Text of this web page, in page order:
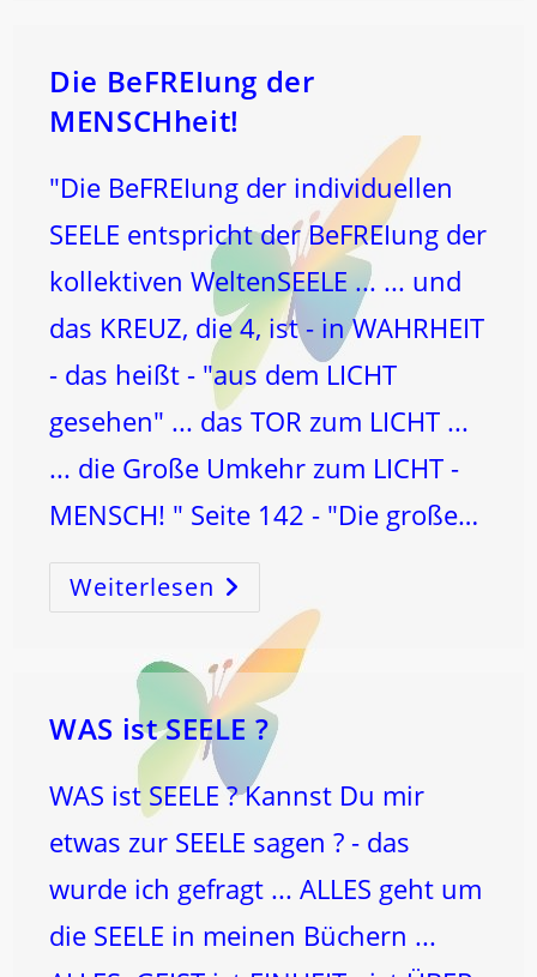
Die BeFREIung der
MENSCHheit!
"Die BeFREIung der individuellen
SEELE entspricht der BeFREIung der
kollektiven WeltenSEELE ... ... und
das KREUZ, die 4, ist - in WAHRHEIT
- das heißt - "aus dem LICHT
gesehen" ... das TOR zum LICHT ...
... die Große Umkehr zum LICHT -
MENSCH! " Seite 142 - "Die große…
Weiterlesen Die
BeFREIung
Der
MENSCHheit!
WAS ist SEELE ?
WAS ist SEELE ? Kannst Du mir
etwas zur SEELE sagen ? - das
wurde ich gefragt ... ALLES geht um
die SEELE in meinen Büchern ...